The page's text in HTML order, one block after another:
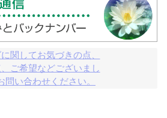
関してお気づきの点、
ご希望などございまし
問い合わせください。